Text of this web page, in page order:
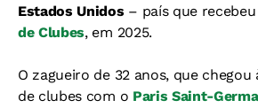
Estados Unidos – país que
de Clubes, em 2025.
O zagueiro de 32 anos, que
de clubes com o Paris Saint-